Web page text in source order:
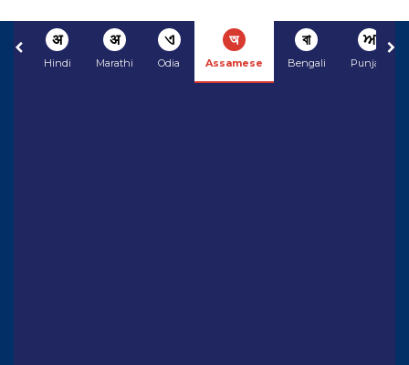
अ
Hindi
अ
Marathi
ଏ
Odia
অ
Assamese
বা
Bengali
ਅ
Punjabi